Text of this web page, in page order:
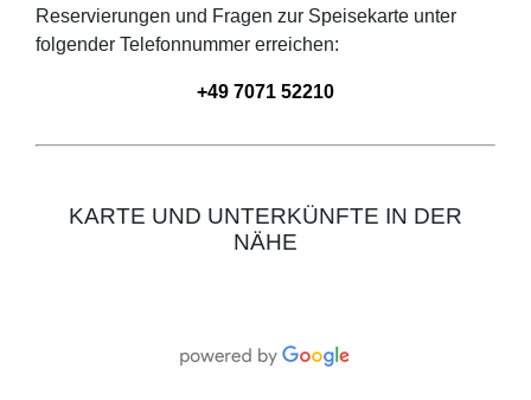
Reservierungen und Fragen zur Speisekarte unter
folgender Telefonnummer erreichen:
+49 7071 52210
KARTE UND UNTERKÜNFTE IN DER
NÄHE